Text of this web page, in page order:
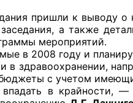
условий
пришли к выводу о
а также
мероприятий.
в 2008 году и
в здравоохранении,
с учетом
в крайности, —